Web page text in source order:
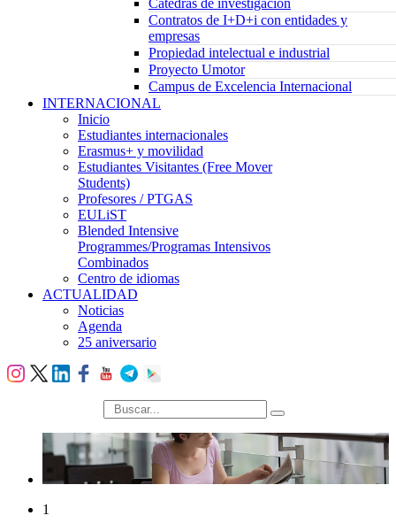
Contratos de I+D+i con entidades y
empresas
Propiedad intelectual e industrial
Proyecto Umotor
Campus de Excelencia Internacional
INTERNACIONAL
Inicio
Estudiantes internacionales
Erasmus+ y movilidad
Estudiantes Visitantes (Free Mover
Students)
Profesores / PTGAS
EULiST
Blended Intensive
Programmes/Programas Intensivos
Combinados
Centro de idiomas
ACTUALIDAD
Noticias
Agenda
25 aniversario
búsqueda
1